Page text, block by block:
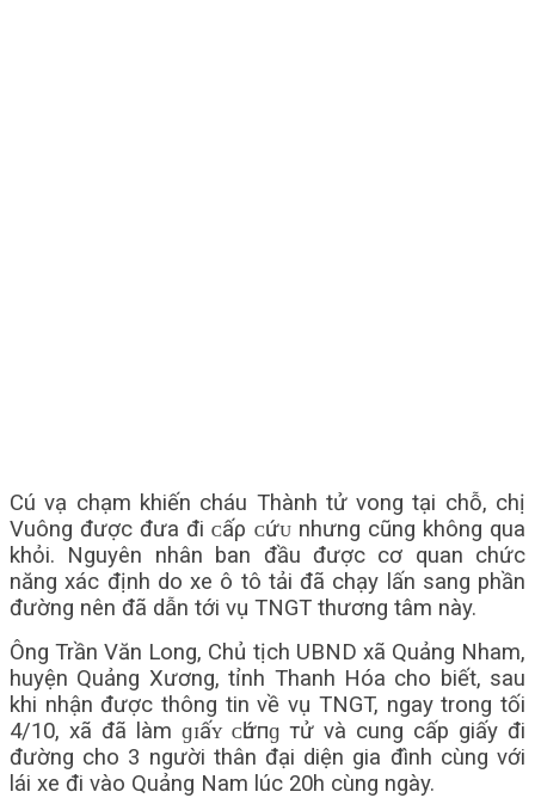
Cú vạ chạm khiến cháu Thành tử vong tại chỗ, chị
Vuông được đưa đi ᴄấρ ᴄứᴜ nhưng cũng không qua
khỏi. Nguyên nhân ban đầu được cơ quan chức
năng xác định do xe ô tô tải đã chạy lấn sang phần
đường nên đã dẫn tới vụ TNGT thương tâm này.
Ông Trần Văn Long, Chủ tịch UBND xã Quảng Nham,
huyện Quảng Xương, tỉnh Thanh Hóa cho biết, sau
khi nhận được thông tin về vụ TNGT, ngay trong tối
4/10, xã đã làm ɡɪấʏ ᴄһứпɡ тử và cung cấp giấy đi
đường cho 3 người thân đại diện gia đình cùng với
lái xe đi vào Quảng Nam lúc 20h cùng ngày.